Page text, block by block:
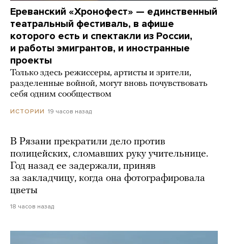
Ереванский «Хронофест» — единственный
театральный фестиваль, в афише
которого есть и спектакли из России,
и работы эмигрантов, и иностранные
проекты
Только здесь режиссеры, артисты и зрители,
разделенные войной, могут вновь почувствовать
себя одним сообществом
ИСТОРИИ 19 часов назад
В Рязани прекратили дело против
полицейских, сломавших руку учительнице.
Год назад ее задержали, приняв
за закладчицу, когда она фотографировала
цветы
18 часов назад